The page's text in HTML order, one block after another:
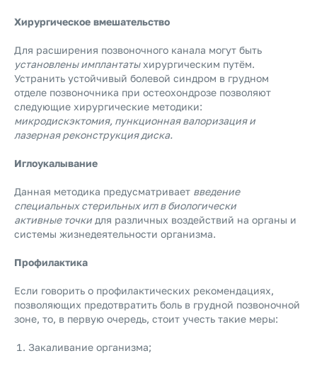
Хирургическое вмешательство
Для расширения позвоночного канала могут быть
установлены имплантатыхирургическим путём.
Устранить устойчивый болевой синдром в грудном
отделе позвоночника при остеохондрозе позволяют
следующие хирургические методики:
микродискэктомия, пункционная валоризация и
лазерная реконструкция диска.
Иглоукалывание
Данная методика предусматривает введение
специальных стерильных игл в биологически
активные точки для различных воздействий на органы и
системы жизнедеятельности организма.
Профилактика
Если говорить о профилактических рекомендациях,
позволяющих предотвратить боль в грудной позвоночной
зоне, то, в первую очередь, стоит учесть такие меры:
Закаливание организма;